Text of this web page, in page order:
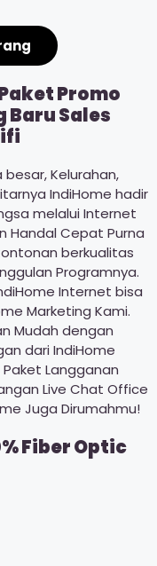
Promo
Baru Sales
Kelurahan,
IndiHome hadir
melalui Internet
Handal Cepat Purna
berkualitas
Programnya.
Internet bisa
Marketing Kami.
Mudah dengan
dari IndiHome
Langganan
Live Chat Office
Juga Dirumahmu!
Fiber Optic